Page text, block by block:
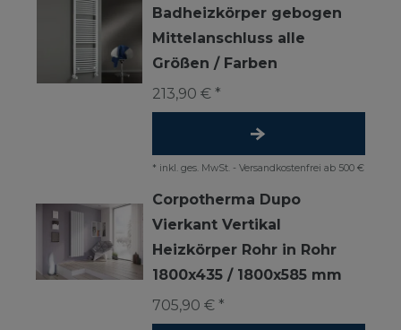
Badheizkörper gebogen
Mittelanschluss alle
Größen / Farben
213,90 € *
* inkl. ges. MwSt. - Versandkostenfrei ab 500 €
Corpotherma Dupo
Vierkant Vertikal
Heizkörper Rohr in Rohr
1800x435 / 1800x585 mm
705,90 € *